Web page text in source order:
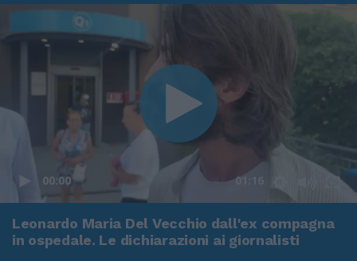
00:00 01:16
Leonardo Maria Del Vecchio dall'ex compagna
in ospedale. Le dichiarazioni ai giornalisti